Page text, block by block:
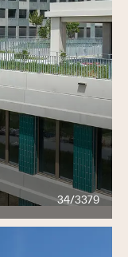
34/3379